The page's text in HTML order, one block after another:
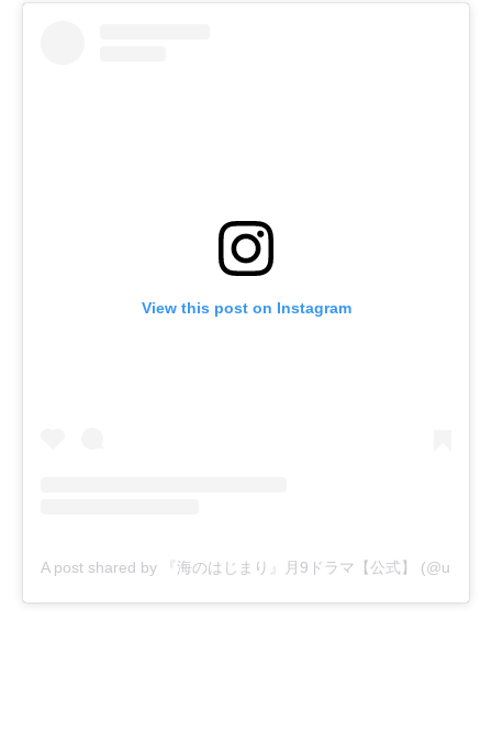
View this post on Instagram
A post shared by 『海のはじまり』月9ドラマ【公式】